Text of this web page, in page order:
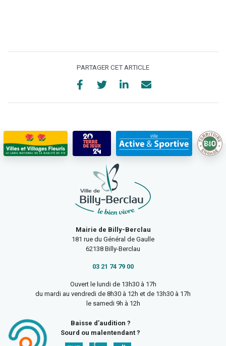
PARTAGER CET ARTICLE
Mairie de Billy-Berclau
181 rue du Général de Gaulle
62138 Billy-Berclau
03 21 74 79 00
Ouvert le lundi de 13h30 à 17h
du mardi au vendredi de 8h30 à 12h et de 13h30 à 17h
le samedi 9h à 12h
Baisse d’audition ?
Sourd ou malentendant ?